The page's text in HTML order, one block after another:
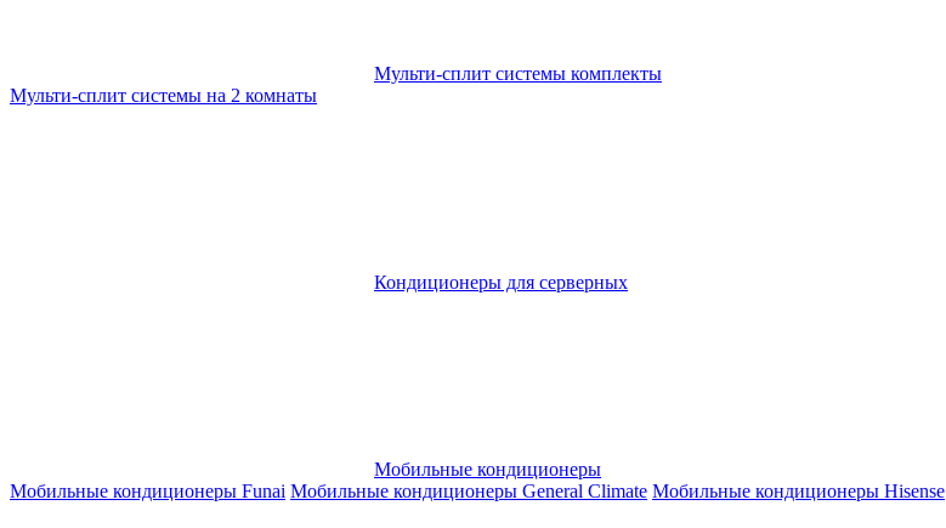
Мульти-сплит системы комплекты
Мульти-сплит системы на 2 комнаты
Кондиционеры для серверных
Мобильные кондиционеры
Мобильные кондиционеры Funai Мобильные кондиционеры General Climate Мобильные кондиционеры Hisense